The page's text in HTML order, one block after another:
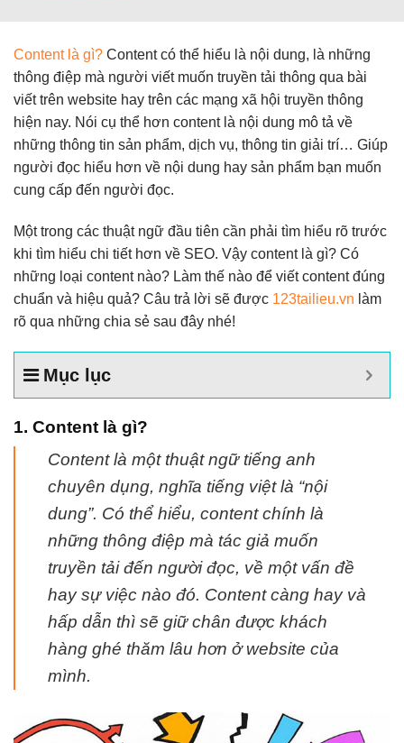
Content là gì? Content có thể hiểu là nội dung, là những
thông điệp mà người viết muốn truyền tải thông qua bài
viết trên website hay trên các mạng xã hội truyền thông
hiện nay. Nói cụ thể hơn content là nội dung mô tả về
những thông tin sản phẩm, dịch vụ, thông tin giải trí… Giúp
người đọc hiểu hơn về nội dung hay sản phẩm bạn muốn
cung cấp đến người đọc.
Một trong các thuật ngữ đầu tiên cần phải tìm hiểu rõ trước
khi tìm hiểu chi tiết hơn về SEO. Vậy content là gì? Có
những loại content nào? Làm thế nào để viết content đúng
chuẩn và hiệu quả? Câu trả lời sẽ được 123tailieu.vn làm
rõ qua những chia sẻ sau đây nhé!
Mục lục
1. Content là gì?
Content là một thuật ngữ tiếng anh
chuyên dụng, nghĩa tiếng việt là “nội
dung”. Có thể hiểu, content chính là
những thông điệp mà tác giả muốn
truyền tải đến người đọc, về một vấn đề
hay sự việc nào đó. Content càng hay và
hấp dẫn thì sẽ giữ chân được khách
hàng ghé thăm lâu hơn ở website của
mình.